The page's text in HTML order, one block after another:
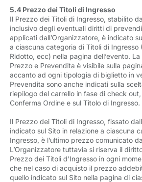
5.4 Prezzo dei Titoli di Ingresso
Il Prezzo dei Titoli di Ingresso, stabilito
inclusivo degli eventuali diritti di
applicati dall’Organizzatore, è indicato
a ciascuna categoria di Titoli di Ingresso
Ridotto, ecc) nella pagina dell’evento.
Prezzo e Prevendita è visibile sulla
accanto ad ogni tipologia di biglietto in
Prevendita sono anche indicati sulla
riepilogo del carrello in fase di check out,
Conferma Ordine e sul Titolo di Ingresso.
Il Prezzo dei Titoli di Ingresso, fissato
indicato sul Sito in relazione a ciascuna
Ingresso, è l’ultimo prezzo comunicato
L’Organizzatore tuttavia si riserva il
Prezzo dei Titoli d'Ingresso in ogni
che nel caso di acquisto il prezzo
quello indicato sul Sito nella pagina di